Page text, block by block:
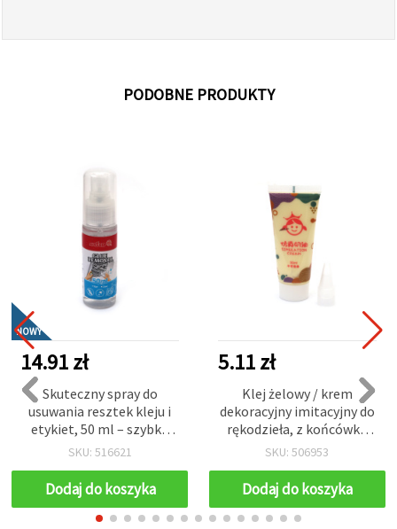
PODOBNE PRODUKTY
NOWY
14.91 zł
Skuteczny spray do
usuwania resztek kleju i
etykiet, 50 ml – szybko
usuwa lepkie ślady i
różnych powierzchni
SKU: 516621
Dodaj do koszyka
5.11 zł
Klej żelowy / krem
dekoracyjny imitacyjny do
rękodzieła, z końcówką
aplikatora, jasnożółty –
SKU: 506953
Dodaj do koszyka